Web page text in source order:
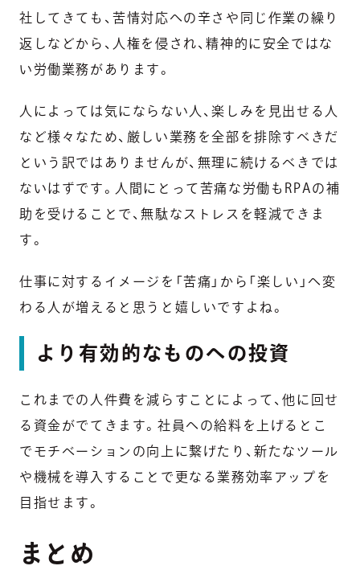
社してきても、苦情対応への辛さや同じ作業の繰り
返しなどから、人権を侵され、精神的に安全ではな
い労働業務があります。
人によっては気にならない人、楽しみを見出せる人
など様々なため、厳しい業務を全部を排除すべきだ
という訳ではありませんが、無理に続けるべきでは
ないはずです。人間にとって苦痛な労働もRPAの補
助を受けることで、無駄なストレスを軽減できま
す。
仕事に対するイメージを「苦痛」から「楽しい」へ変
わる人が増えると思うと嬉しいですよね。
より有効的なものへの投資
これまでの人件費を減らすことによって、他に回せ
る資金がでてきます。社員への給料を上げるとこ
でモチベーションの向上に繋げたり、新たなツール
や機械を導入することで更なる業務効率アップを
目指せます。
まとめ